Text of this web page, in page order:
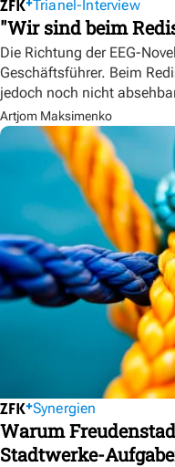
Trianel-Interview
"Wir sind beim
Die Richtung der EEG-
Geschäftsführer. Beim
jedoch noch nicht
Artjom Maksimenko
Synergien
Warum
Stadtwerke-